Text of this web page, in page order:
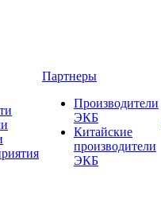
Партнеры
Производители
ЭКБ
Китайские
производители
ЭКБ